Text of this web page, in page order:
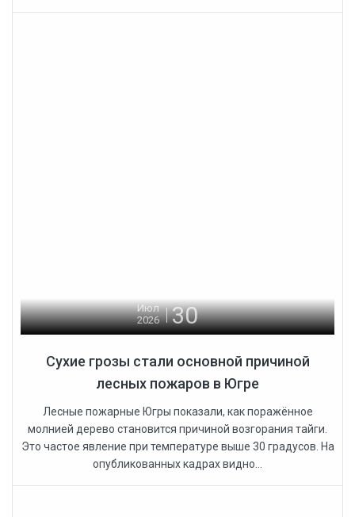
Июл
2026
30
Сухие грозы стали основной причиной
лесных пожаров в Югре
Лесные пожарные Югры показали, как поражённое
молнией дерево становится причиной возгорания тайги.
Это частое явление при температуре выше 30 градусов. На
опубликованных кадрах видно...